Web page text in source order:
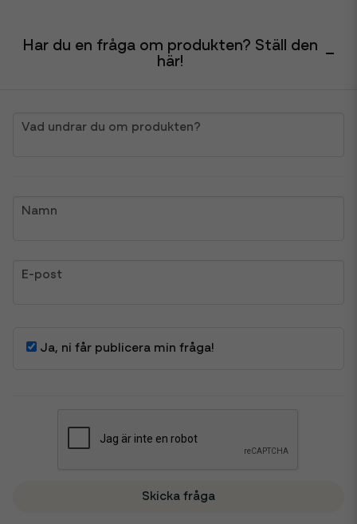
Har du en fråga om produkten? Ställ den
här!
question
Vad undrar du om produkten?
name
Namn
email
E-post
Ja, ni får publicera min fråga!
Skicka fråga